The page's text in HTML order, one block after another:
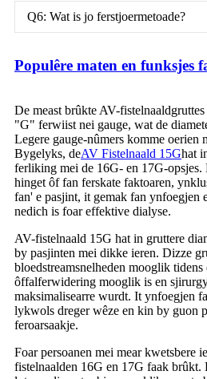
Q6: Wat is jo ferstjoermetoade?
Populêre maten en funksjes
De meast brûkte AV-
"G" ferwiist nei gauge, wat de
Legere gauge-nûmers komme oerien
Bygelyks, deAV Fistelnaald 15Ghat
ferliking mei de 16G- en 17G-opsjes.
hinget ôf fan ferskate faktoaren,
fan' e pasjint, it gemak fan ynfoegjen
nedich is foar effektive dialyse.
AV-fistelnaald 15G hat in gruttere
by pasjinten mei dikke ieren. Dizze
bloedstreamsnelheden mooglik
ôffalferwidering mooglik is en
maksimalisearre wurdt. It ynfoegjen
lykwols dreger wêze en kin by guon
feroarsaakje.
Foar persoanen mei mear kwetsbere
fistelnaalden 16G en 17G faak brûkt.